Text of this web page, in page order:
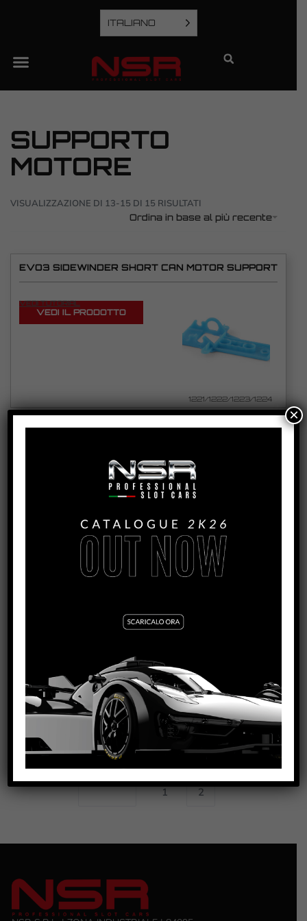
ITALIANO
SUPPORTO
MOTORE
VISUALIZZAZIONE DI 13-15 DI 15 RISULTATI
Ordina in base al più recente
EVO3 SIDEWINDER SHORT CAN MOTOR SUPPORT
VEDI TUTORIAL
VEDI IL PRODOTTO
1221/1222/1223/1224
EVO3 ANGLEWINDER LONG CAN MOTOR
VEDI IL PRODOTTO
1220/1225/1226/1227
1240/1241/1242/1243/1244
1 2
×